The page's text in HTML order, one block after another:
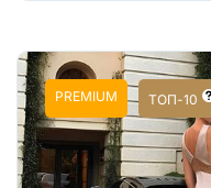
PREMIUM ТОП-10